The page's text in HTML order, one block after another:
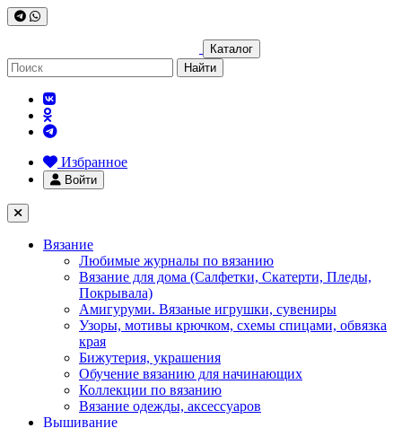
Каталог
Найти
Избранное
Войти
Вязание
Любимые журналы по вязанию
Вязание для дома (Салфетки, Скатерти, Пледы,
Покрывала)
Амигуруми. Вязаные игрушки, сувениры
Узоры, мотивы крючком, схемы спицами, обвязка
края
Бижутерия, украшения
Обучение вязанию для начинающих
Коллекции по вязанию
Вязание одежды, аксессуаров
Вышивание